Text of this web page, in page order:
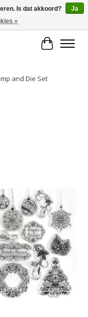
and Die Set
Is dat akkoord?
Ja
»